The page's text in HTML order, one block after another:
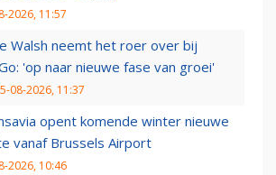
2026, 11:57
Walsh neemt het roer over bij
'op naar nieuwe fase van groei'
08-2026, 11:37
opent komende winter nieuwe
vanaf Brussels Airport
2026, 10:46